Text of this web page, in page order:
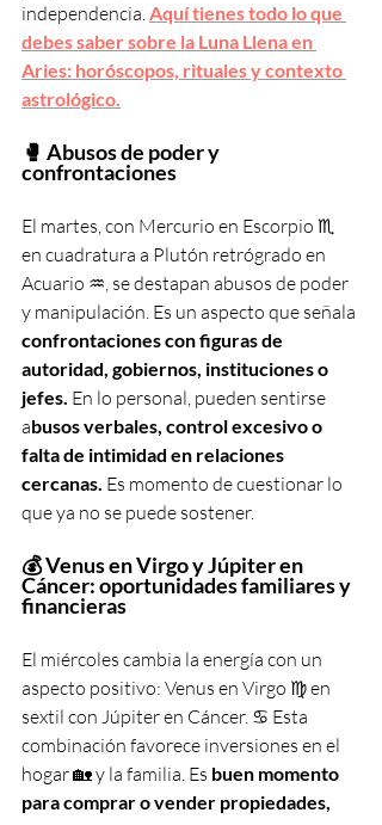
independencia. Aquí tienes todo lo que
debes saber sobre la Luna Llena en
Aries: horóscopos, rituales y contexto
astrológico.
🥊 Abusos de poder y
confrontaciones
El martes, con Mercurio en Escorpio ♏️
en cuadratura a Plutón retrógrado en
Acuario ♒️, se destapan abusos de poder
y manipulación. Es un aspecto que señala
confrontaciones con figuras de
autoridad, gobiernos, instituciones o
jefes. En lo personal, pueden sentirse
abusos verbales, control excesivo o
falta de intimidad en relaciones
cercanas. Es momento de cuestionar lo
que ya no se puede sostener.
💰 Venus en Virgo y Júpiter en
Cáncer: oportunidades familiares y
financieras
El miércoles cambia la energía con un
aspecto positivo: Venus en Virgo ♍️ en
sextil con Júpiter en Cáncer. ♋️ Esta
combinación favorece inversiones en el
hogar 🏡 y la familia. Es buen momento
para comprar o vender propiedades,